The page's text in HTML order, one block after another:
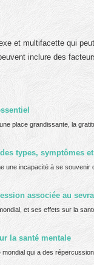
et multifacette qui
inclure des
place grandissante, la
types, symptômes
une incapacité à se
associée au
et ses effets sur la
la santé mentale
mondial qui a des